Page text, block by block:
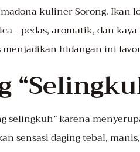
kuliner Sorong. Ikan
aromatik, dan
menjadikan hidangan ini
selingkuh” karena
sensasi daging tebal,